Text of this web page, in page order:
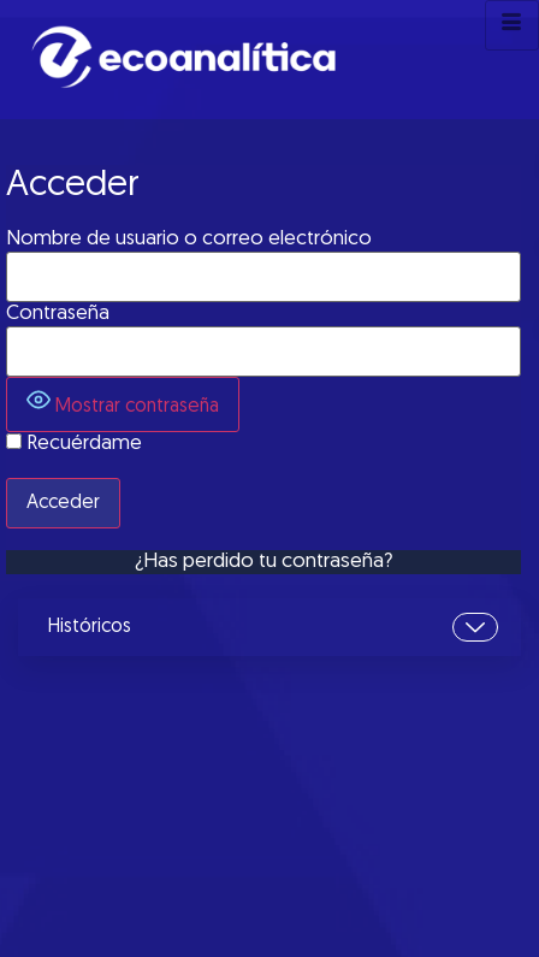
Acceder
Nombre de usuario o correo electrónico
Contraseña
Mostrar contraseña
Recuérdame
¿Has perdido tu contraseña?
Históricos